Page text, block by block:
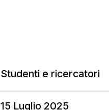
Studenti e ricercatori
15 Luglio 2025